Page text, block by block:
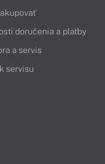
doručenia a platby
a servis
servisu